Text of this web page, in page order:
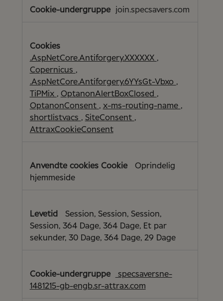
join.specsavers.com
.AspNetCore.Antiforgery.XXXXXX ,
Copernicus ,
.AspNetCore.Antiforgery.6YYsGt-Vbxo ,
TiPMix , OptanonAlertBoxClosed ,
OptanonConsent , x-ms-routing-name ,
shortlistvacs , SiteConsent ,
AttraxCookieConsent
Oprindelig
hjemmeside
Session, Session, Session,
Session, 364 Dage, 364 Dage, Et par
sekunder, 30 Dage, 364 Dage, 29 Dage
specsaversne-
1481215-gb-engb.sr-attrax.com